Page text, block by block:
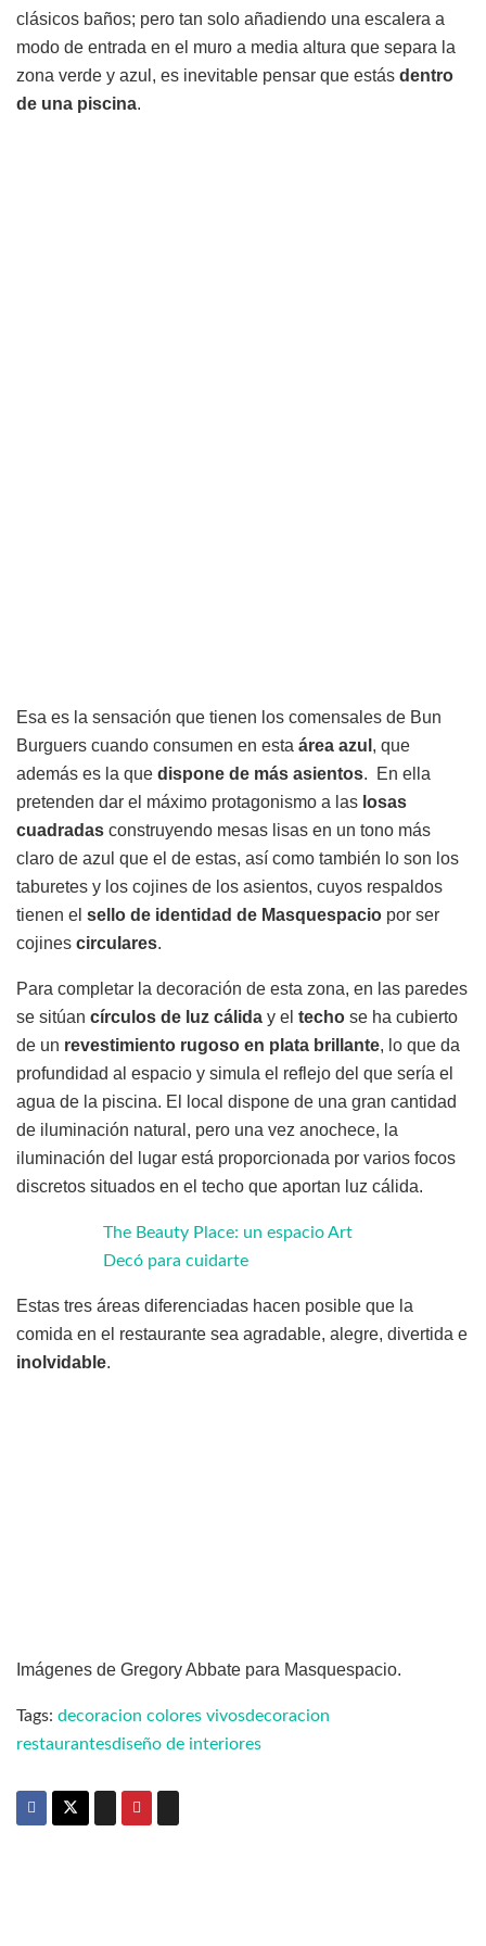
clásicos baños; pero tan solo añadiendo una escalera a
modo de entrada en el muro a media altura que separa la
zona verde y azul, es inevitable pensar que estás dentro
de una piscina.
Esa es la sensación que tienen los comensales de Bun
Burguers cuando consumen en esta área azul , que
además es la que dispone de más asientos. En ella
pretenden dar el máximo protagonismo a las losas
cuadradas construyendo mesas lisas en un tono más
claro de azul que el de estas, así como también lo son los
taburetes y los cojines de los asientos, cuyos respaldos
tienen el sello de identidad de Masquespacio por ser
cojines circulares.
Para completar la decoración de esta zona, en las paredes
se sitúan círculos de luz cálida y el techo se ha cubierto
de un revestimiento rugoso en plata brillante, lo que da
profundidad al espacio y simula el reflejo del que sería el
agua de la piscina. El local dispone de una gran cantidad
de iluminación natural, pero una vez anochece, la
iluminación del lugar está proporcionada por varios focos
discretos situados en el techo que aportan luz cálida.
The Beauty Place: un espacio Art
Decó para cuidarte
Estas tres áreas diferenciadas hacen posible que la
comida en el restaurante sea agradable, alegre, divertida e
inolvidable.
Imágenes de Gregory Abbate para Masquespacio.
Tags: decoracion colores vivosdecoracion
restaurantesdiseño de interiores